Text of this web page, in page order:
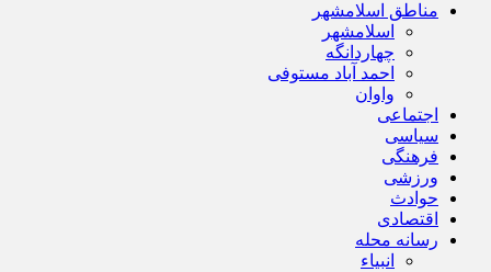
مناطق اسلامشهر
اسلامشهر
چهاردانگه
احمد آباد مستوفی
واوان
اجتماعی
سیاسی
فرهنگی
ورزشی
حوادث
اقتصادی
رسانه محله
انبیاء